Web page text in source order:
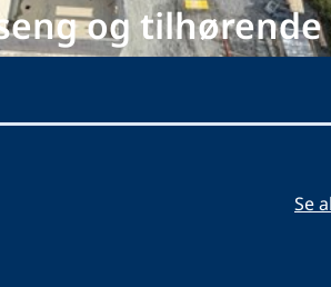
og tilhørende
Se